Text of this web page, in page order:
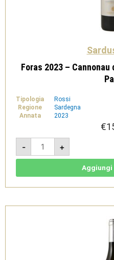
Foras 2023 – Cannonau
Tipologia
Rossi
Regione
Sardegna
Annata
2023
€
-
Foras
2023
-
Cannonau
-
quantità
+
Aggiungi